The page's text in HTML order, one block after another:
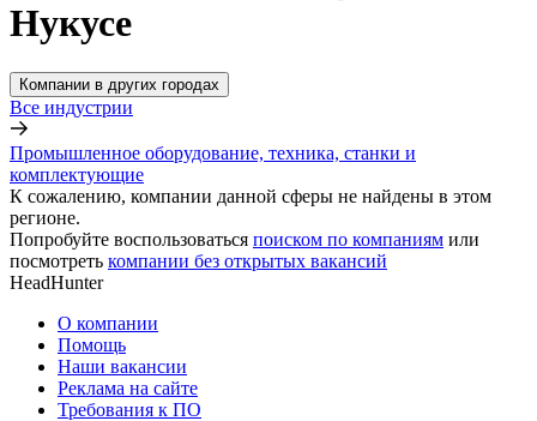
Нукусе
Компании в других городах
Все индустрии
Промышленное оборудование, техника, станки и
комплектующие
К сожалению, компании данной сферы не найдены в этом
регионе.
Попробуйте воспользоваться поиском по компаниям или
посмотреть компании без открытых вакансий
HeadHunter
О компании
Помощь
Наши вакансии
Реклама на сайте
Требования к ПО